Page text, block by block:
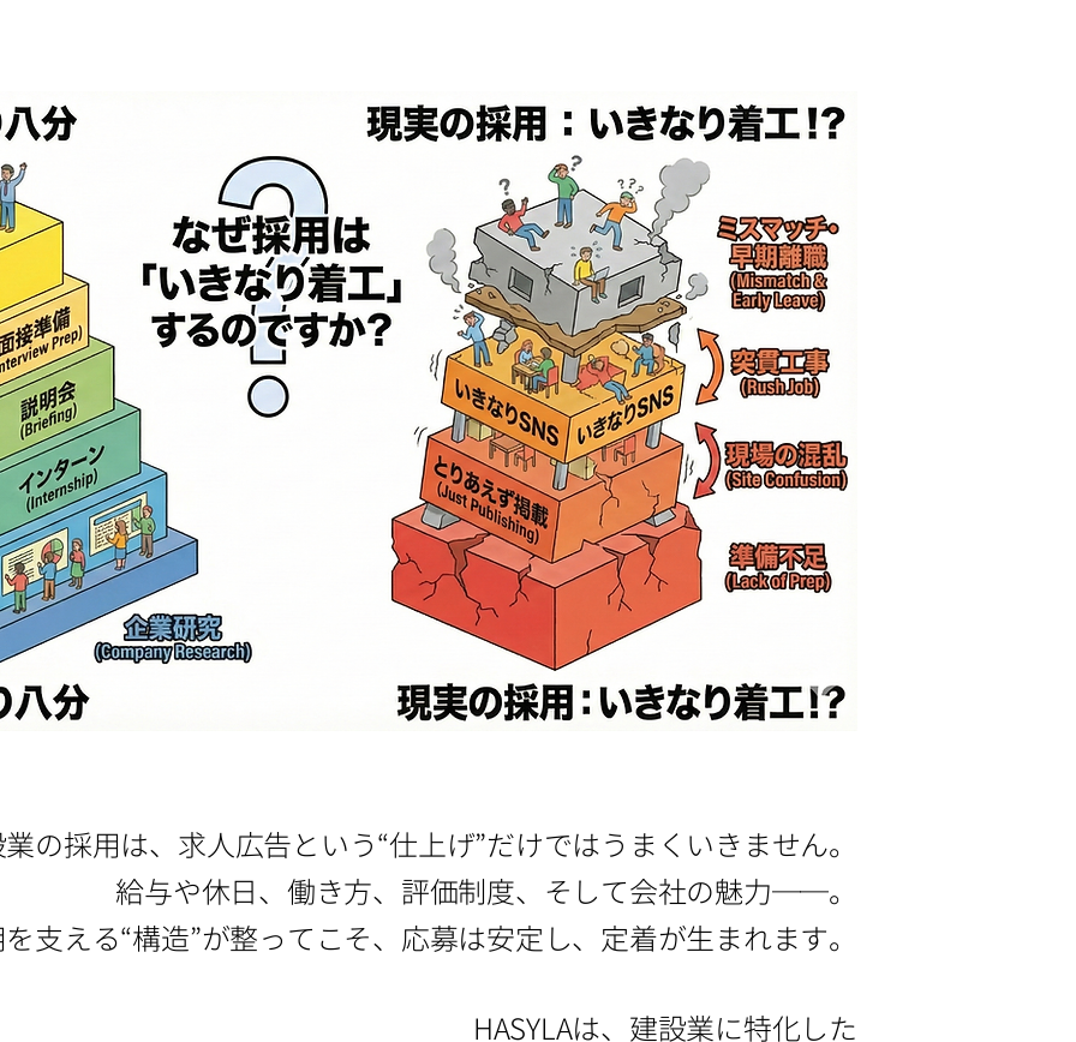
の採用は、求人広告という“仕上げ”だけではうまくいきません。
給与や休日、働き方、評価制度、そして会社の魅力──。
支える“構造”が整ってこそ、応募は安定し、定着が生まれます。
HASYLAは、建設業に特化した